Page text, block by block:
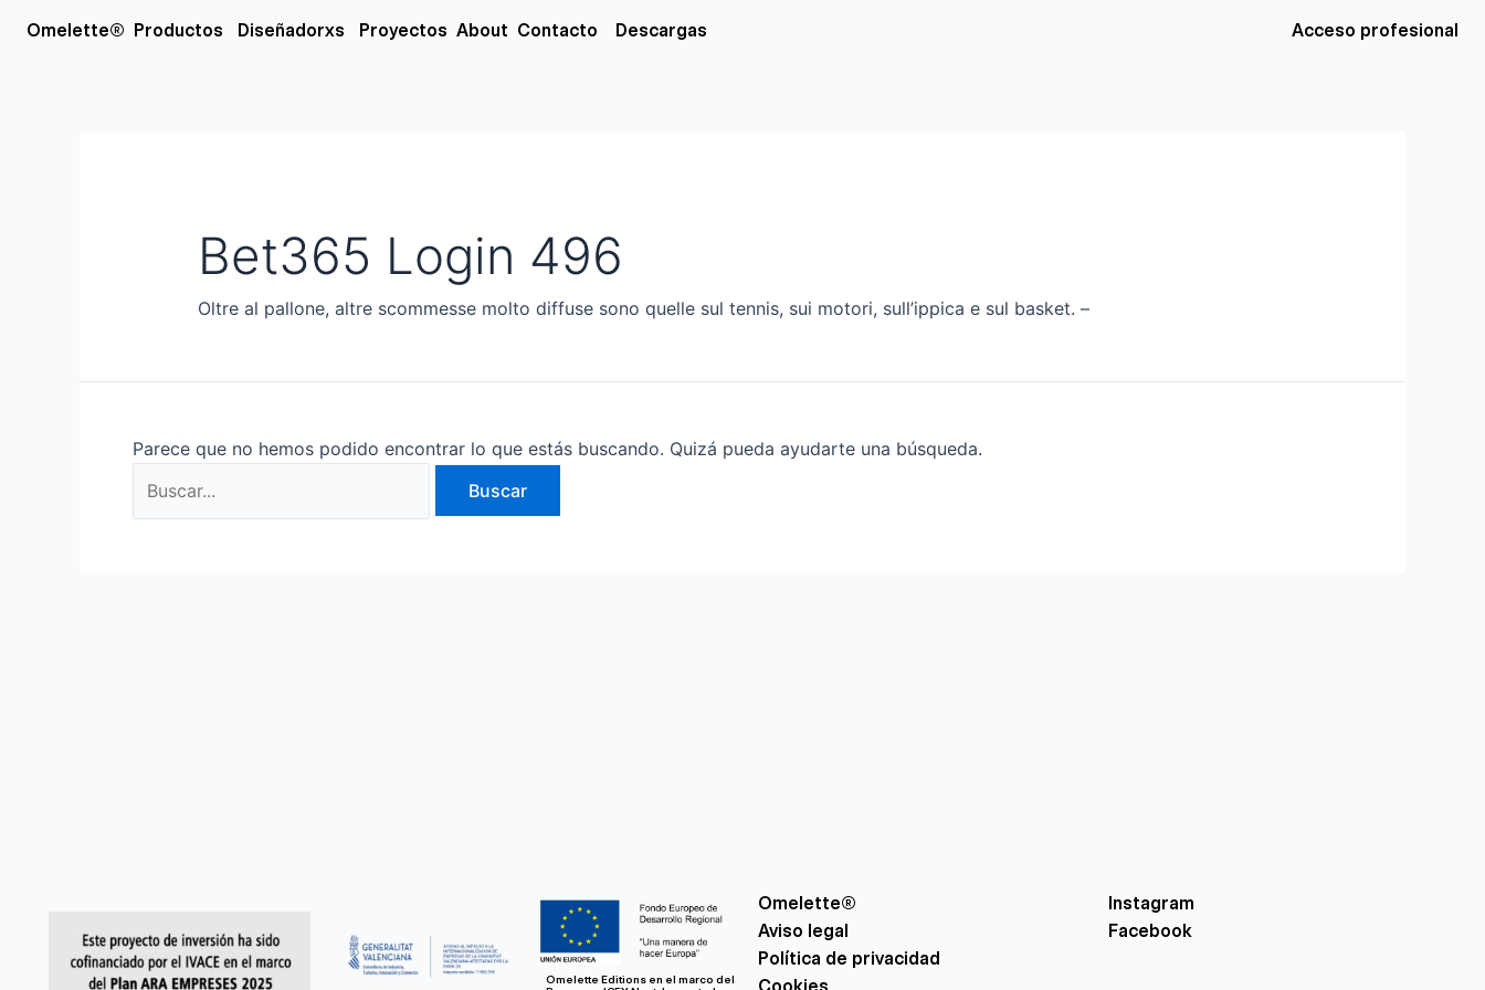
Omelette® Productos Open Productos
Diseñadorxs Open Diseñadorxs
Proyectos About Contacto Descargas Acceso profesional
Bet365 Login 496
Oltre al pallone, altre scommesse molto diffuse sono quelle sul tennis, sui motori, sull’ippica e sul basket. –
Parece que no hemos podido encontrar lo que estás buscando. Quizá pueda ayudarte una búsqueda.
por:
Omelette Editions en el marco del
Omelette®
Aviso legal
Política de privacidad
Instagram
Facebook